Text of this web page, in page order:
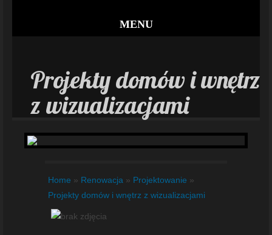
MENU
Projekty domów i wnętrz
z wizualizacjami
Home » Renowacja » Projektowanie »
Projekty domów i wnętrz z wizualizacjami